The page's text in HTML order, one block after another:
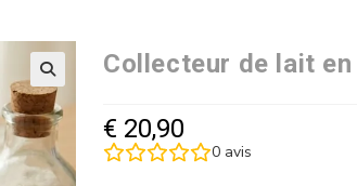
Collecteur de lait
€ 20,90
0avis